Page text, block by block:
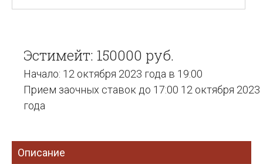
Эстимейт: 150000 руб.
Начало: 12 октября 2023 года в 19:00
Прием заочных ставок до 17:00 12 октября 2023
года
Описание